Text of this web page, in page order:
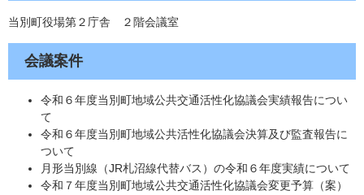
当別町役場第２庁舎 ２階会議室
会議案件​
令和６年度当別町地域公共交通活性化協議会実績報告につい
て
令和６年度当別町地域公共活性化協議会決算及び監査報告に
ついて
月形当別線（JR札沼線代替バス）の令和６年度実績について
令和７年度当別町地域公共交通活性化協議会変更予算（案）